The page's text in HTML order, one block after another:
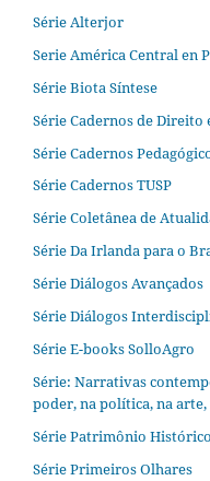
Série Alterjor
Serie América Central en
Série Biota Síntese
Série Cadernos de Direito
Série Cadernos
Série Cadernos TUSP
Série Coletânea de
Série Da Irlanda para o
Série Diálogos Avançados
Série Diálogos
Série E-books SolloAgro
Série: Narrativas
poder, na política, na
Série Patrimônio
Série Primeiros Olhares